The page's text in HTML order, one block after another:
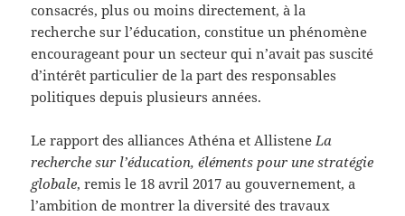
consacrés, plus ou moins directement, à la
recherche sur l’éducation, constitue un phénomène
encourageant pour un secteur qui n’avait pas suscité
d’intérêt particulier de la part des responsables
politiques depuis plusieurs années.
Le rapport des alliances Athéna et Allistene La
recherche sur l’éducation, éléments pour une stratégie
globale, remis le 18 avril 2017 au gouvernement, a
l’ambition de montrer la diversité des travaux